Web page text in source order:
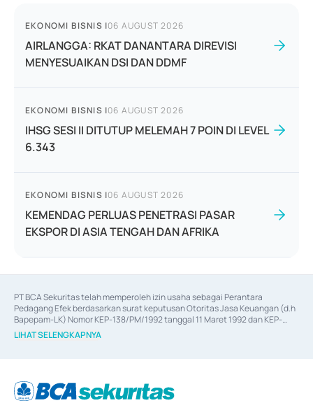
EKONOMI BISNIS |06 AUGUST 2026
AIRLANGGA: RKAT DANANTARA DIREVISI
MENYESUAIKAN DSI DAN DDMF
EKONOMI BISNIS |06 AUGUST 2026
IHSG SESI II DITUTUP MELEMAH 7 POIN DI LEVEL
6.343
EKONOMI BISNIS |06 AUGUST 2026
KEMENDAG PERLUAS PENETRASI PASAR
EKSPOR DI ASIA TENGAH DAN AFRIKA
PT BCA Sekuritas telah memperoleh izin usaha sebagai Perantara
Pedagang Efek berdasarkan surat keputusan Otoritas Jasa Keuangan (d.h
Bapepam-LK) Nomor KEP-138/PM/1992 tanggal 11 Maret 1992 dan KEP-
06/D.04/2014 tanggal 28 Februari 2014, izin usaha sebagai Penjamin Emisi
Efek berdasarkan surat keputusan Otoritas Jasa Keuangan Nomor KEP-
berdasarkan surat keputusan Otoritas Jasa Keuangan Nomor S-
67/PM.21/2017 tanggal 3 Februari 2017, dan beberapa izin usaha lainnya
LIHAT SELENGKAPNYA